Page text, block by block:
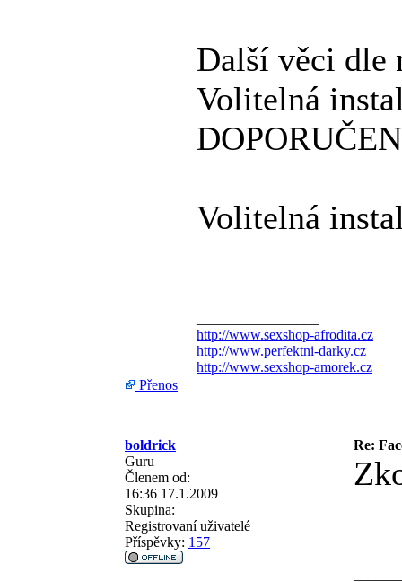
Další věci dle
Volitelná
Volitelná
http://www.sexshop-afrodita.cz
http://www.perfektni-darky.cz
http://www.sexshop-amorek.cz
Přenos
boldrick
Re:
Guru
Členem od:
16:36 17.1.2009
Skupina:
Registrovaní uživatelé
Příspěvky: 157